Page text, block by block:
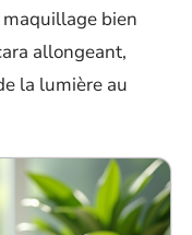
bien
allongeant,
la lumière au